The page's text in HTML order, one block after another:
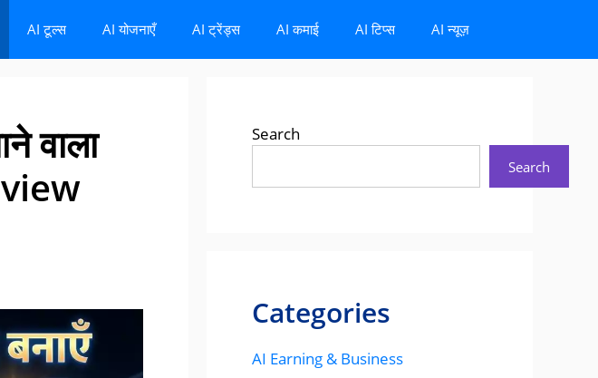
AI टूल्स AI योजनाएँ AI ट्रेंड्स AI कमाई AI टिप्स AI न्यूज़
वाला
Search
Search
Categories
AI Earning & Business